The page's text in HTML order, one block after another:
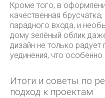
Кроме того, в
качественная
парадного входа, и
дому зелёный облик
дизайн не только
уединения, что
Итоги и советы по
подход к проектам